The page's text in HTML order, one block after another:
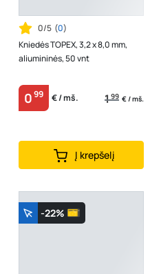
0/5 (0)
Kniedės TOPEX, 3,2 x 8,0 mm,
aliumininės, 50 vnt
099 € / mš. 199 € / mš.
Į krepšelį
-22%